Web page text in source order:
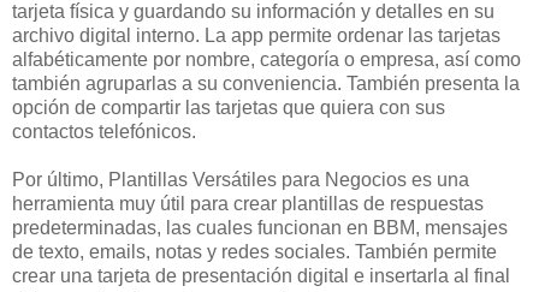
tarjeta física y guardando su información y detalles en su
archivo digital interno. La app permite ordenar las tarjetas
alfabéticamente por nombre, categoría o empresa, así como
también agruparlas a su conveniencia. También presenta la
opción de compartir las tarjetas que quiera con sus
contactos telefónicos.
Por último, Plantillas Versátiles para Negocios es una
herramienta muy útil para crear plantillas de respuestas
predeterminadas, las cuales funcionan en BBM, mensajes
de texto, emails, notas y redes sociales. También permite
crear una tarjeta de presentación digital e insertarla al final